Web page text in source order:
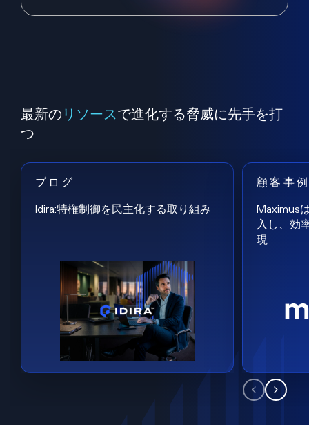
最新の リソースで進化する脅威に先手を打
つ
ブログ
Idira:特権制御を民主化する取り組み
顧客事
Maximus
入し、効
現